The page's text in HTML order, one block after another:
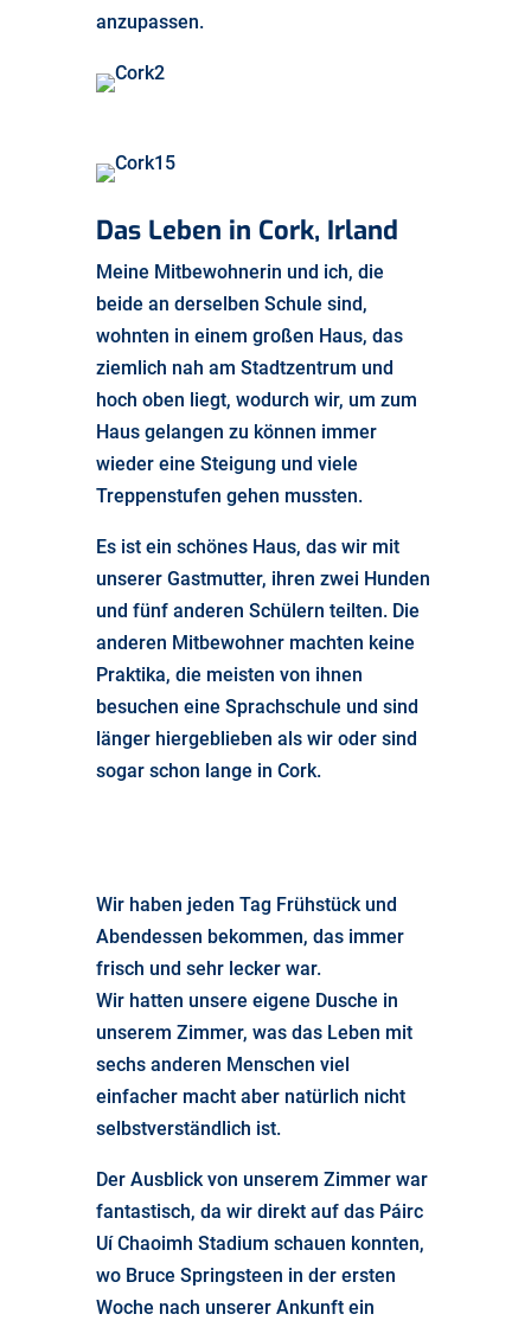
anzupassen.
Das Leben in Cork, Irland
Meine Mitbewohnerin und ich, die
beide an derselben Schule sind,
wohnten in einem großen Haus, das
ziemlich nah am Stadtzentrum und
hoch oben liegt, wodurch wir, um zum
Haus gelangen zu können immer
wieder eine Steigung und viele
Treppenstufen gehen mussten.
Es ist ein schönes Haus, das wir mit
unserer Gastmutter, ihren zwei Hunden
und fünf anderen Schülern teilten. Die
anderen Mitbewohner machten keine
Praktika, die meisten von ihnen
besuchen eine Sprachschule und sind
länger hiergeblieben als wir oder sind
sogar schon lange in Cork.
Wir haben jeden Tag Frühstück und
Abendessen bekommen, das immer
frisch und sehr lecker war.
Wir hatten unsere eigene Dusche in
unserem Zimmer, was das Leben mit
sechs anderen Menschen viel
einfacher macht aber natürlich nicht
selbstverständlich ist.
Der Ausblick von unserem Zimmer war
fantastisch, da wir direkt auf das Páirc
Uí Chaoimh Stadium schauen konnten,
wo Bruce Springsteen in der ersten
Woche nach unserer Ankunft ein